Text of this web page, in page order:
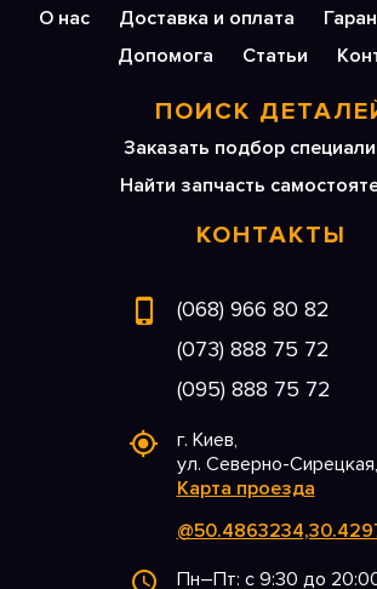
О нас Доставка и оплата
Допомога
Статьи
ПОИСК
Заказать подбор
Найти запчасть
КОНТАКТЫ
(068) 966 80 82
(073) 888 75 72
(095) 888 75 72
г. Киев,
ул. Северно-
Карта проезда
Пн–Пт: с 9:30 до